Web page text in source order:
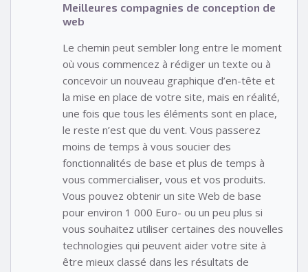
Meilleures compagnies de conception de
web
Le chemin peut sembler long entre le moment
où vous commencez à rédiger un texte ou à
concevoir un nouveau graphique d’en-tête et
la mise en place de votre site, mais en réalité,
une fois que tous les éléments sont en place,
le reste n’est que du vent. Vous passerez
moins de temps à vous soucier des
fonctionnalités de base et plus de temps à
vous commercialiser, vous et vos produits.
Vous pouvez obtenir un site Web de base
pour environ 1 000 Euro- ou un peu plus si
vous souhaitez utiliser certaines des nouvelles
technologies qui peuvent aider votre site à
être mieux classé dans les résultats de